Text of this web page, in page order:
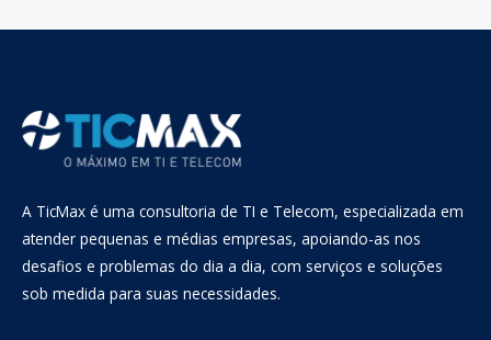
A TicMax é uma consultoria de TI e Telecom, especializada em
atender pequenas e médias empresas, apoiando-as nos
desafios e problemas do dia a dia, com serviços e soluções
sob medida para suas necessidades.